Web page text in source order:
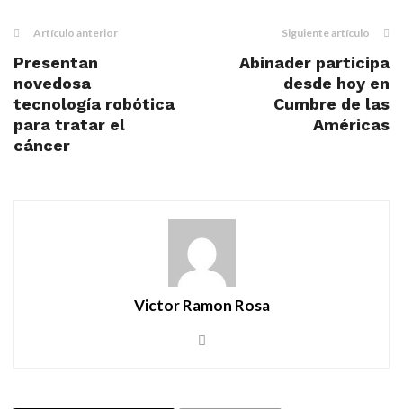
Artículo anterior
Presentan
novedosa
tecnología robótica
para tratar el
cáncer
Siguiente artículo
Abinader participa
desde hoy en
Cumbre de las
Américas
Victor Ramon Rosa